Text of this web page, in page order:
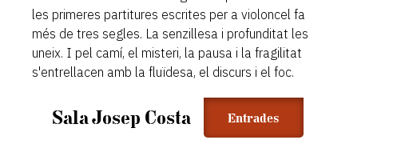
les primeres partitures escrites per a violoncel fa
més de tres segles. La senzillesa i profunditat les
uneix. I pel camí, el misteri, la pausa i la fragilitat
s'entrellacen amb la fluïdesa, el discurs i el foc.
Sala Josep Costa Entrades